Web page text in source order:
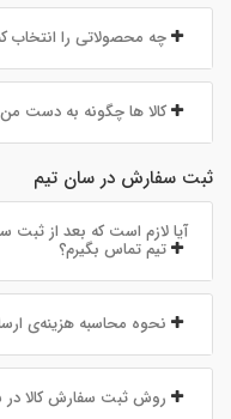
چه محصولاتی را انتخاب
کالا ها چگونه به دست
ثبت سفارش در سان تیم
آیا لازم است که بعد از ثبت
تیم تماس بگیرم؟
نحوه‌ محاسبه‌ هزینه‌ی
روش ثبت سفارش کالا